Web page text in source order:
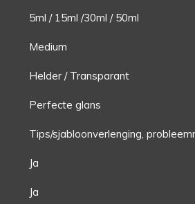
5ml / 15ml /30ml / 50ml
Medium
Helder / Transparant
Perfecte glans
Tips/sjabloonverlenging,
Ja
Ja